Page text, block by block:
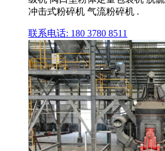
冲击式粉碎机 气流粉碎机 .
联系电话: 180 3780 8511